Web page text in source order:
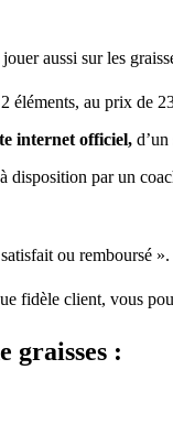
aussi sur les
éléments, au prix de
internet officiel, d’un
disposition par un
ou remboursé ».
fidèle client, vous
graisses :